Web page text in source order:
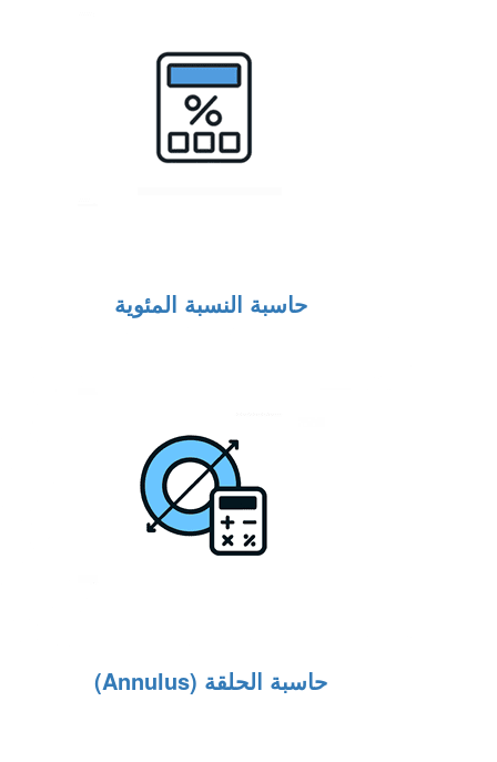
حاسبة النسبة المئوية
حاسبة الحلقة (Annulus)